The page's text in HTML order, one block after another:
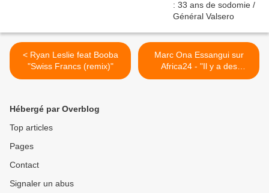
< Ryan Leslie feat Booba
"Swiss Francs (remix)"
Marc Ona Essangui sur
Africa24 - "Il y a des
prisonniers politiques au
Hébergé par Overblog
Top articles
Pages
Contact
Signaler un abus